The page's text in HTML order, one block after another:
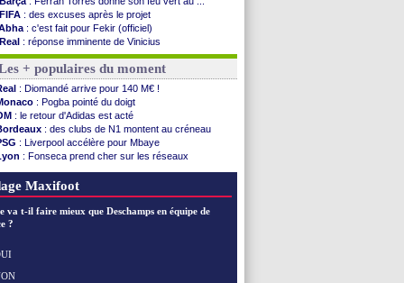
FIFA : des excuses après le projet
: c'est fait pour Fekir (officiel)
Real : réponse imminente de Vinicius
Arsenal: Nørgaard transféré à Everton (off.)
Al-Ahli : Deschamps a discuté !
PSG: Luis Enrique satisfait malgré tout
: Pogba pointé du doigt
: Zabiri n'est pas fan de la L1
: une offre de Fulham pour Aït Boudlal
: Thomasson et Cresswell réconciliés
: Nzonzi avait des pistes en L1
: Mangala sur le départ
: lourde défaite pour le PSG
: Fenerbahçe prend une belle option
Diriyah
+ populaires du moment
: Diomandé arrive pour 140 M€ !
: Pogba pointé du doigt
: le retour d'Adidas est acté
: des clubs de N1 montent au créneau
: Liverpool accélère pour Mbaye
: Fonseca prend cher sur les réseaux
: Infantino complimente Mbappé
Maxifoot
va t-il faire mieux que Deschamps en équipe de
?